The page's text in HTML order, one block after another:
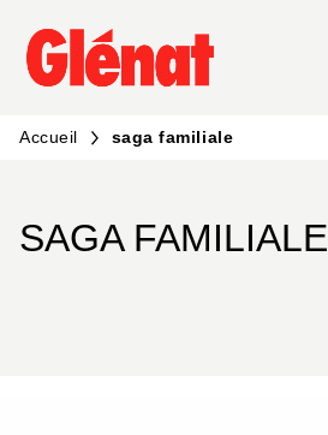
MENU RECHERCHE
PIED DE PAGE
Accueil saga familiale
SAGA FAMILIALE